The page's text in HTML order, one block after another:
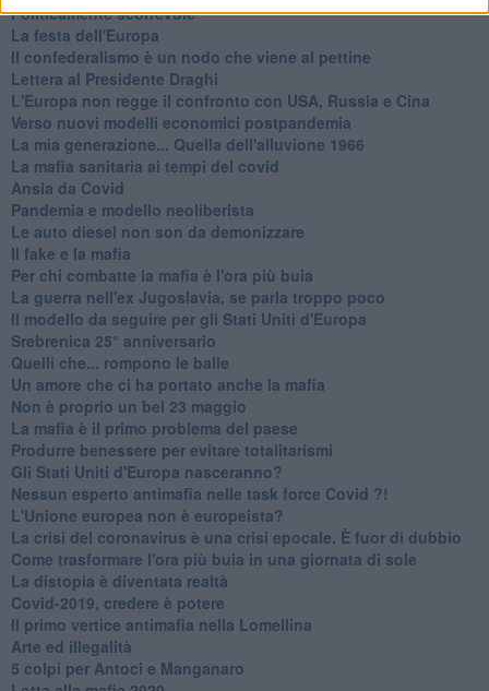
Politicamente scorrevole
La festa dell'Europa
Il confederalismo è un nodo che viene al pettine
Lettera al Presidente Draghi
L'Europa non regge il confronto con USA, Russia e Cina
Verso nuovi modelli economici postpandemia
​La mia generazione... Quella dell'alluvione 1966
​La mafia sanitaria ai tempi del covid
Ansia da Covid
Pandemia e modello neoliberista
Le auto diesel non son da demonizzare
​Il fake e la mafia
Per chi combatte la mafia è l'ora più buia
La guerra nell'ex Jugoslavia, se parla troppo poco
Il modello da seguire per gli Stati Uniti d'Europa
Srebrenica 25° anniversario
Quelli che... rompono le balle
Un amore che ci ha portato anche la mafia
Non è proprio un bel 23 maggio
La mafia è il primo problema del paese
Produrre benessere per evitare totalitarismi
Gli Stati Uniti d'Europa nasceranno?
Nessun esperto antimafia nelle task force Covid ?!
L'Unione europea non è europeista?
La crisi del coronavirus è una crisi epocale. È fuor di dubbio
Come trasformare l'ora più buia in una giornata di sole
​La distopia è diventata realtà
Covid-2019, credere è potere
Il primo vertice antimafia nella Lomellina
Arte ed illegalità
​5 colpi per Antoci e Manganaro